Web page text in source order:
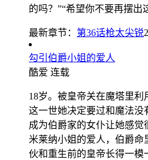
的吗？”“希望你不要再摆出
最新章节： 第36话枪太尖锐
勾引伯爵小姐的爱人
酷爱 连载
18岁。被皇帝关在魔塔里利
这一世她决定要过和魔法没
成为伯爵家的女仆让她感
米莱纳小姐的爱人，伯爵
伙和重生前的皇帝长得一模